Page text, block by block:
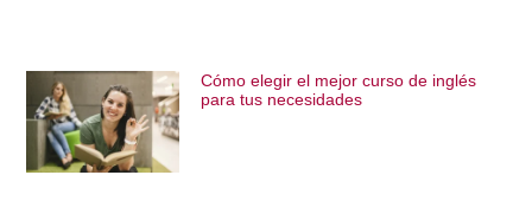
Cómo elegir el mejor curso de inglés
para tus necesidades